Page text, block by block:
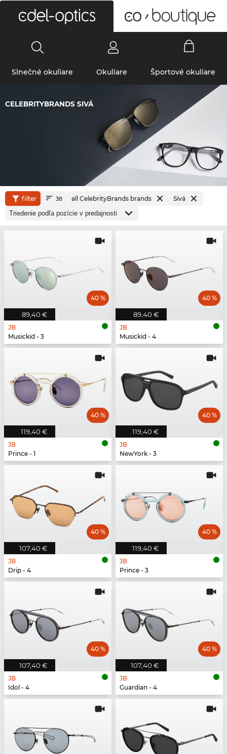
Slnečné okuliare Okuliare Športové okuliare
CELEBRITYBRANDS SIVÁ
filter 38 all CelebrityBrands brands Sivá
89,40 €
40 %
JB
Musickid - 3
89,40 €
40 %
JB
Musickid - 4
119,40 €
40 %
JB
Prince - 1
119,40 €
40 %
JB
NewYork - 3
107,40 €
40 %
JB
Drip - 4
119,40 €
40 %
JB
Prince - 3
107,40 €
40 %
JB
Idol - 4
107,40 €
40 %
JB
Guardian - 4